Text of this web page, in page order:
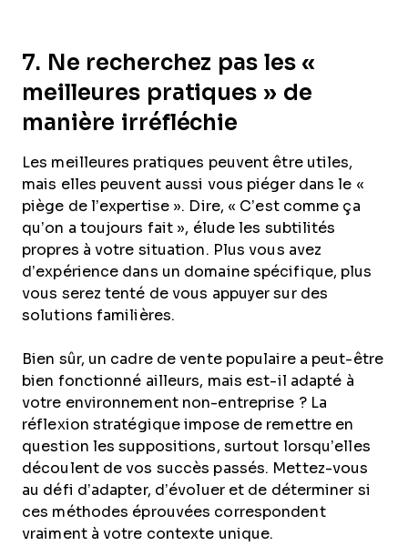
7. Ne recherchez pas les «
meilleures pratiques » de
manière irréfléchie
Les meilleures pratiques peuvent être utiles,
mais elles peuvent aussi vous piéger dans le «
piège de l’expertise ». Dire, « C’est comme ça
qu’on a toujours fait », élude les subtilités
propres à votre situation. Plus vous avez
d’expérience dans un domaine spécifique, plus
vous serez tenté de vous appuyer sur des
solutions familières.
Bien sûr, un cadre de vente populaire a peut-être
bien fonctionné ailleurs, mais est-il adapté à
votre environnement non-entreprise ? La
réflexion stratégique impose de remettre en
question les suppositions, surtout lorsqu’elles
découlent de vos succès passés. Mettez-vous
au défi d’adapter, d’évoluer et de déterminer si
ces méthodes éprouvées correspondent
vraiment à votre contexte unique.